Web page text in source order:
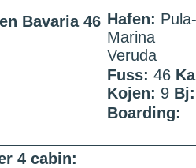
Bavaria 46 Hafen: Pula-
Marina
Veruda
Fuss: 46
Kojen: 9 Bj:
Boarding:
4 cabin: